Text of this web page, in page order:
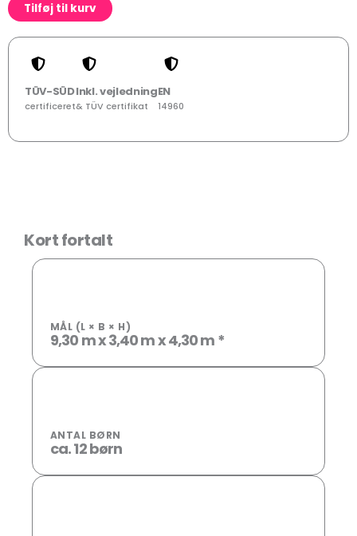
Tilføj til kurv
TÜV-SÜD
certificeret
Inkl. vejledning
& TÜV certifikat
EN
14960
Kort fortalt
MÅL (L × B × H)
9,30 m x 3,40 m x 4,30 m *
ANTAL BØRN
ca. 12 børn